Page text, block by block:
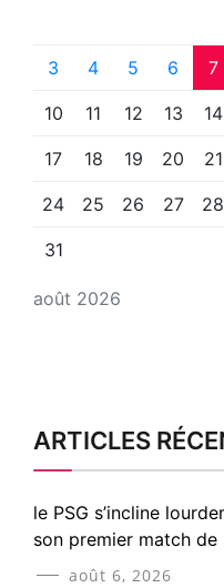
août 2026
3 4 5 6 7
10 11 12 13 14
17 18 19 20 21
24 25 26 27 28
31
ARTICLES
le PSG s’incline
son premier match de
août 6, 2026